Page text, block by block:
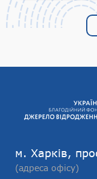
м. Харків,
(адреса офісу)